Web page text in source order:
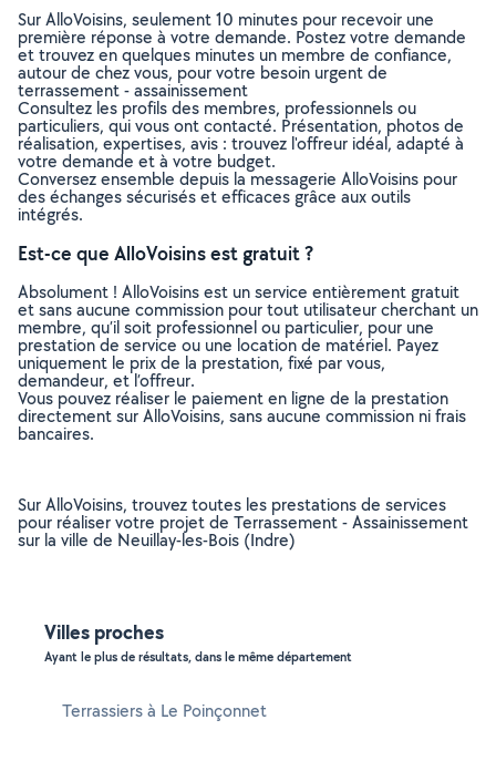
Sur AlloVoisins, seulement 10 minutes pour recevoir une
première réponse à votre demande. Postez votre demande
et trouvez en quelques minutes un membre de confiance,
autour de chez vous, pour votre besoin urgent de
terrassement - assainissement
Consultez les profils des membres, professionnels ou
particuliers, qui vous ont contacté. Présentation, photos de
réalisation, expertises, avis : trouvez l'offreur idéal, adapté à
votre demande et à votre budget.
Conversez ensemble depuis la messagerie AlloVoisins pour
des échanges sécurisés et efficaces grâce aux outils
intégrés.
Est-ce que AlloVoisins est gratuit ?
Absolument ! AlloVoisins est un service entièrement gratuit
et sans aucune commission pour tout utilisateur cherchant un
membre, qu’il soit professionnel ou particulier, pour une
prestation de service ou une location de matériel. Payez
uniquement le prix de la prestation, fixé par vous,
demandeur, et l’offreur.
Vous pouvez réaliser le paiement en ligne de la prestation
directement sur AlloVoisins, sans aucune commission ni frais
bancaires.
Sur AlloVoisins, trouvez toutes les prestations de services
pour réaliser votre projet de Terrassement - Assainissement
sur la ville de Neuillay-les-Bois (Indre)
Villes proches
Ayant le plus de résultats, dans le même département
Terrassiers à Le Poinçonnet